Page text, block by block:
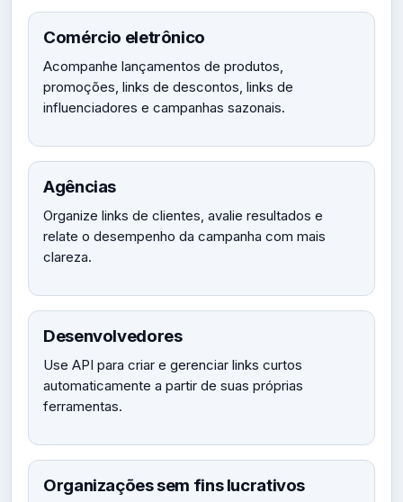
Comércio eletrônico
Acompanhe lançamentos de produtos,
promoções, links de descontos, links de
influenciadores e campanhas sazonais.
Agências
Organize links de clientes, avalie resultados e
relate o desempenho da campanha com mais
clareza.
Desenvolvedores
Use API para criar e gerenciar links curtos
automaticamente a partir de suas próprias
ferramentas.
Organizações sem fins lucrativos